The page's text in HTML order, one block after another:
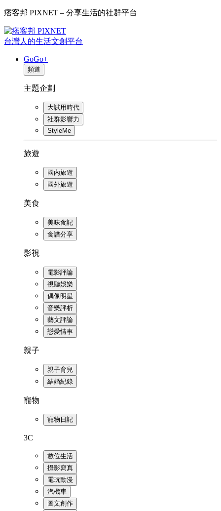
痞客邦 PIXNET – 分享生活的社群平台
台灣人的生活文創平台
GoGo+
頻道
主題企劃
大試用時代
社群影響力
StyleMe
旅遊
國內旅遊
國外旅遊
美食
美味食記
食譜分享
影視
電影評論
視聽娛樂
偶像明星
音樂評析
藝文評論
戀愛情事
親子
親子育兒
結婚紀錄
寵物
寵物日記
3C
數位生活
攝影寫真
電玩動漫
汽機車
圖文創作